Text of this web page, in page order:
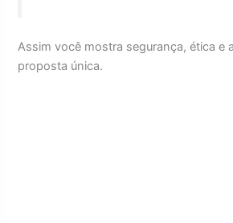
Assim você mostra segurança, ética e
proposta única.